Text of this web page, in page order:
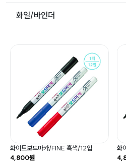
화일/바인더
화이트보드마카/FINE 흑색/12입
4,800원
화